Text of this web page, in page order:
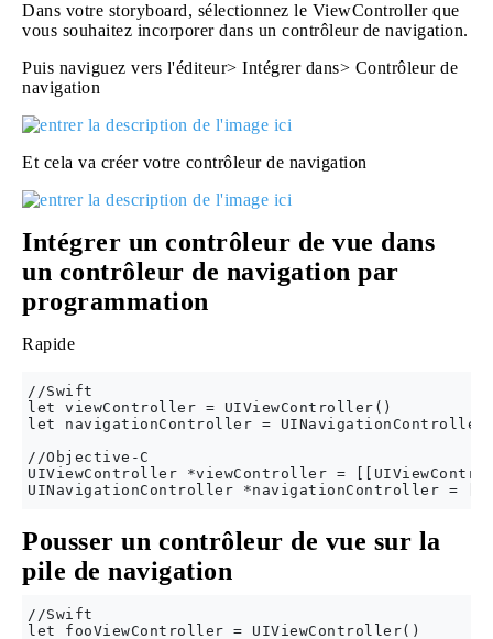
Dans votre storyboard, sélectionnez le ViewController que
vous souhaitez incorporer dans un contrôleur de navigation.
Puis naviguez vers l'éditeur> Intégrer dans> Contrôleur de
navigation
Et cela va créer votre contrôleur de navigation
Intégrer un contrôleur de vue dans
un contrôleur de navigation par
programmation
Rapide
//Swift
let viewController = UIViewController()
let navigationController =
//Objective-C
UIViewController *viewController =
Pousser un contrôleur de vue sur la
pile de navigation
//Swift
let fooViewController = UIViewController()